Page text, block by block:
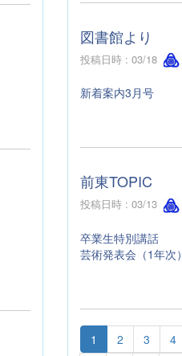
図書館より
投稿日時 : 03/18
新着案内3月号
前東TOPIC
投稿日時 : 03/13
卒業生特別講話
芸術発表会（1年次）
1 2 3 4